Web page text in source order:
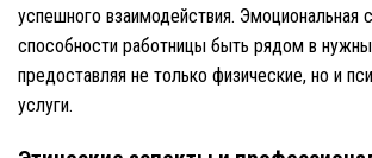
успешного взаимодействия. Эмоциональная
способности работницы быть рядом в
предоставляя не только физические, но и
услуги.